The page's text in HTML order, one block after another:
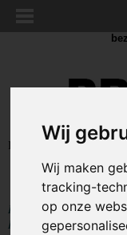
Wij
Wij maken
tracking-
op onze
Inloggen Registreren
Home >AUTO
RVS mok - Met 12V